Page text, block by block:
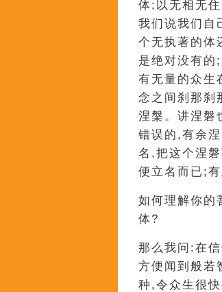
体;以无相无
我们说我们自
个无执著的体
是绝对没有的
有无量的众生
念之间刹那刹
涅槃。讲涅磐
错误的,有余
名,把这个涅
便立名而已;
如何理解你的
体?
那么我问:在
方便闻到般若
种,令众生很